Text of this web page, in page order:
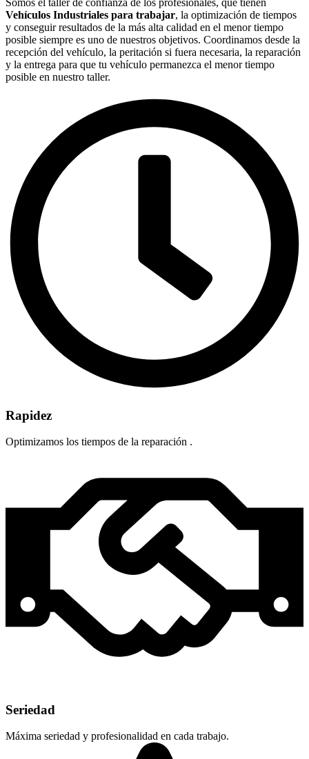
Somos el taller de confianza de los profesionales, que tienen
Vehículos Industriales para trabajar, la optimización de tiempos
y conseguir resultados de la más alta calidad en el menor tiempo
posible siempre es uno de nuestros objetivos. Coordinamos desde la
recepción del vehículo, la peritación si fuera necesaria, la reparación
y la entrega para que tu vehículo permanezca el menor tiempo
posible en nuestro taller.
Rapidez
Optimizamos los tiempos de la reparación .
Seriedad
Máxima seriedad y profesionalidad en cada trabajo.